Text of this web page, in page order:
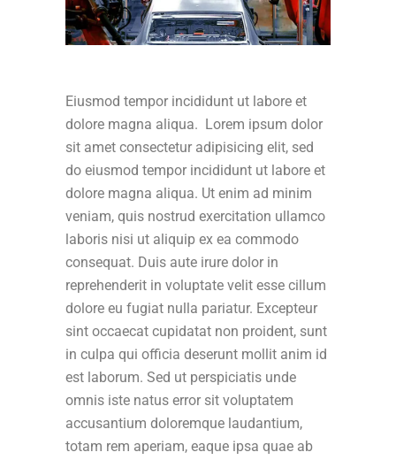
Eiusmod tempor incididunt ut labore et
dolore magna aliqua. Lorem ipsum dolor
sit amet consectetur adipisicing elit, sed
do eiusmod tempor incididunt ut labore et
dolore magna aliqua. Ut enim ad minim
veniam, quis nostrud exercitation ullamco
laboris nisi ut aliquip ex ea commodo
consequat. Duis aute irure dolor in
reprehenderit in voluptate velit esse cillum
dolore eu fugiat nulla pariatur. Excepteur
sint occaecat cupidatat non proident, sunt
in culpa qui officia deserunt mollit anim id
est laborum. Sed ut perspiciatis unde
omnis iste natus error sit voluptatem
accusantium doloremque laudantium,
totam rem aperiam, eaque ipsa quae ab